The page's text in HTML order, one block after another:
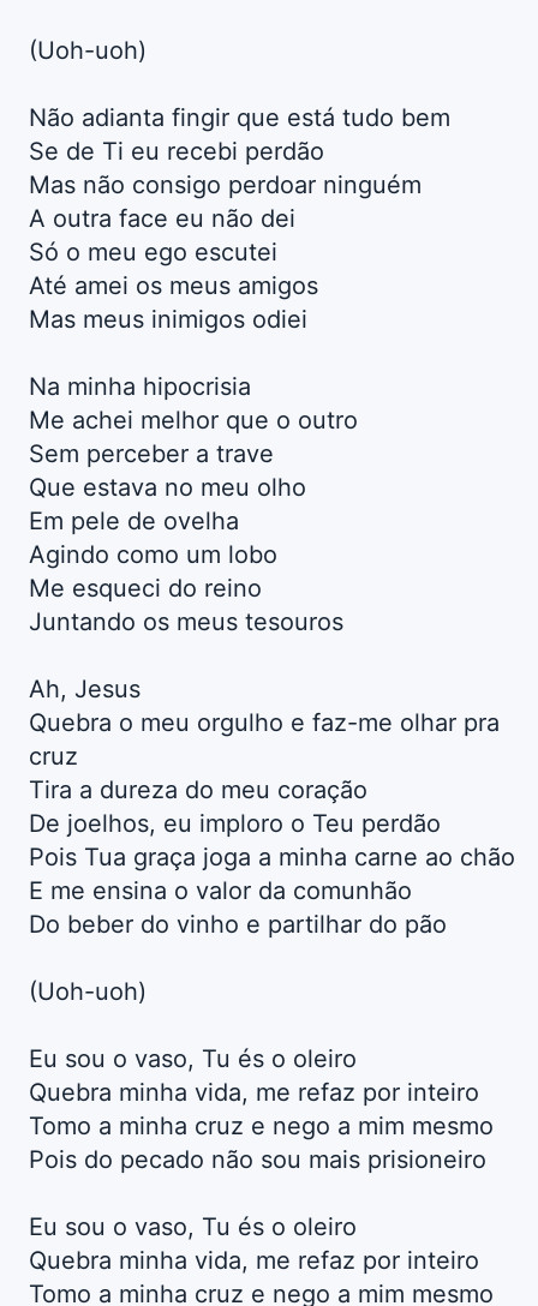
(Uoh-uoh)
Não adianta fingir que está tudo bem
Se de Ti eu recebi perdão
Mas não consigo perdoar ninguém
A outra face eu não dei
Só o meu ego escutei
Até amei os meus amigos
Mas meus inimigos odiei
Na minha hipocrisia
Me achei melhor que o outro
Sem perceber a trave
Que estava no meu olho
Em pele de ovelha
Agindo como um lobo
Me esqueci do reino
Juntando os meus tesouros
Ah, Jesus
Quebra o meu orgulho e faz-me olhar pra
cruz
Tira a dureza do meu coração
De joelhos, eu imploro o Teu perdão
Pois Tua graça joga a minha carne ao chão
E me ensina o valor da comunhão
Do beber do vinho e partilhar do pão
(Uoh-uoh)
Eu sou o vaso, Tu és o oleiro
Quebra minha vida, me refaz por inteiro
Tomo a minha cruz e nego a mim mesmo
Pois do pecado não sou mais prisioneiro
Eu sou o vaso, Tu és o oleiro
Quebra minha vida, me refaz por inteiro
Tomo a minha cruz e nego a mim mesmo